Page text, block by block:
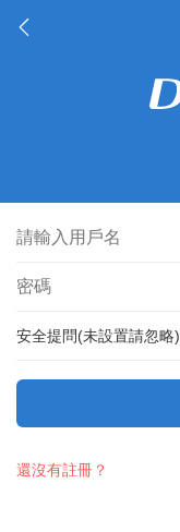
安全提問(未設置請忽略)
還沒有註冊？